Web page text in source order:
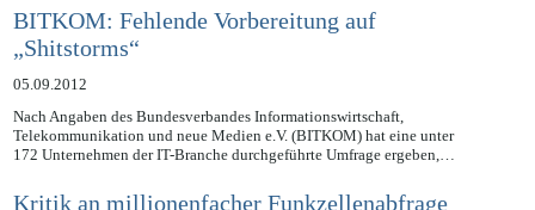
BITKOM: Fehlende Vorbereitung auf
„Shitstorms“
05.09.2012
Nach Angaben des Bundesverbandes Informationswirtschaft,
Telekommunikation und neue Medien e.V. (BITKOM) hat eine unter